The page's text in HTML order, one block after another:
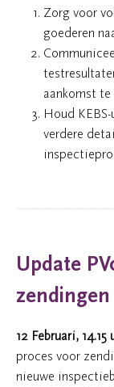
Zorg voor
goederen
aankomst te
Houd
verdere
Update
12 Februari, 14.15
proces voor
nieuwe